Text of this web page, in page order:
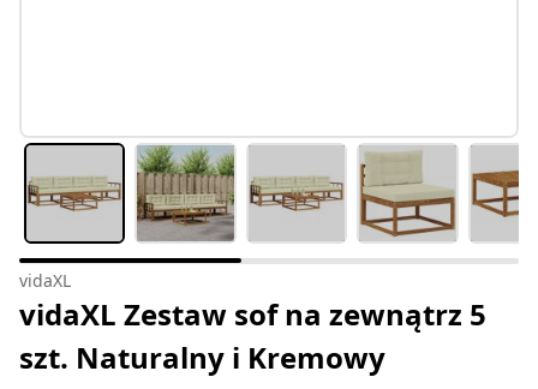
vidaXL
vidaXL Zestaw sof na zewnątrz 5
szt. Naturalny i Kremowy